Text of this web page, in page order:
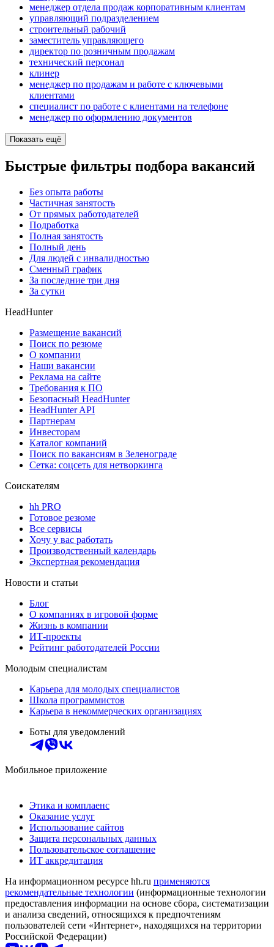
менеджер отдела продаж корпоративным клиентам
управляющий подразделением
строительный рабочий
заместитель управляющего
директор по розничным продажам
технический персонал
клинер
менеджер по продажам и работе с ключевыми
клиентами
специалист по работе с клиентами на телефоне
менеджер по оформлению документов
Показать ещё
Быстрые фильтры подбора вакансий
Без опыта работы
Частичная занятость
От прямых работодателей
Подработка
Полная занятость
Полный день
Для людей с инвалидностью
Сменный график
За последние три дня
За сутки
HeadHunter
Размещение вакансий
Поиск по резюме
О компании
Наши вакансии
Реклама на сайте
Требования к ПО
Безопасный HeadHunter
HeadHunter API
Партнерам
Инвесторам
Каталог компаний
Поиск по вакансиям в Зеленограде
Сетка: соцсеть для нетворкинга
Соискателям
hh PRO
Готовое резюме
Все сервисы
Хочу у вас работать
Производственный календарь
Экспертная рекомендация
Новости и статьи
Блог
О компаниях в игровой форме
Жизнь в компании
ИТ-проекты
Рейтинг работодателей России
Молодым специалистам
Карьера для молодых специалистов
Школа программистов
Карьера в некоммерческих организациях
Боты для уведомлений
Мобильное приложение
Этика и комплаенс
Оказание услуг
Использование сайтов
Защита персональных данных
Пользовательское соглашение
ИТ аккредитация
На информационном ресурсе hh.ru применяются
рекомендательные технологии (информационные технологии
предоставления информации на основе сбора, систематизации
и анализа сведений, относящихся к предпочтениям
пользователей сети «Интернет», находящихся на территории
Российской Федерации)